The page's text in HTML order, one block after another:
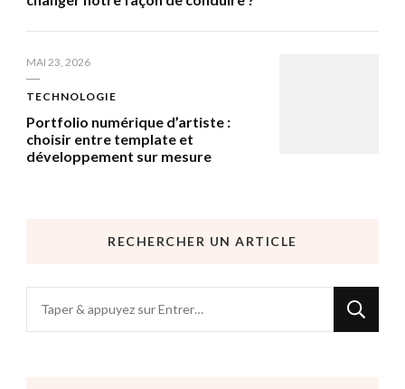
MAI 23, 2026
TECHNOLOGIE
Portfolio numérique d’artiste :
choisir entre template et
développement sur mesure
RECHERCHER UN ARTICLE
recherchiez